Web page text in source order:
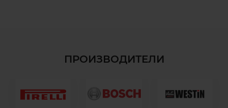
ПРОИЗВОДИТЕЛИ